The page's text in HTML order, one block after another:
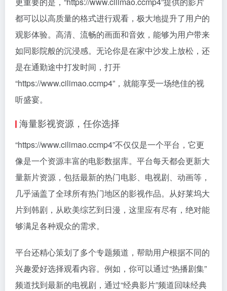
都可以以高质量的格式进行观看，极大地提升了用户的
观影体验。高清、流畅的画面和音效，能够为用户带来
如同影院般的沉浸感。无论你是在家中沙发上放松，还
是在通勤途中打发时间，打开
“https://www.cilimao.ccmp4”，就能享受一场绝佳的视
听盛宴。
海量影视资源，任你选择
“https://www.cilimao.ccmp4”不仅仅是一个平台，它更
像是一个资源丰富的电影数据库。平台每天都会更新大
量新片资源，包括最新的热门电影、电视剧、动画等，
几乎涵盖了全球所有热门地区的影视作品。从好莱坞大
片到韩剧，从欧美综艺到日漫，这里应有尽有，绝对能
够满足各种观众的需求。
平台还精心策划了多个专题频道，帮助用户根据不同的
兴趣爱好选择观看内容。例如，你可以通过“热播剧集”
频道找到最新的电视剧，通过“经典影片”频道回味经典